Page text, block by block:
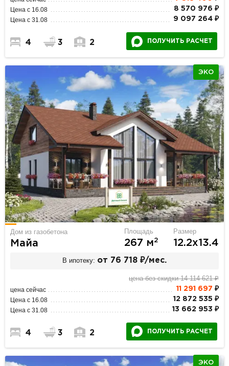
Цена с 16.08 8 570 976 ₽
Цена с 31.08 9 097 264 ₽
4 3 2 ПОЛУЧИТЬ РАСЧЕТ
ЭКО
Дом из газобетона
Майа
Площадь
267 м2
Размер
12.2х13.4
В ипотеку: от 76 718 ₽/мес.
цена без скидки 14 114 621 ₽
цена сейчас 11 291 697 ₽
Цена с 16.08 12 872 535 ₽
Цена с 31.08 13 662 953 ₽
4 3 2 ПОЛУЧИТЬ РАСЧЕТ
ЭКО